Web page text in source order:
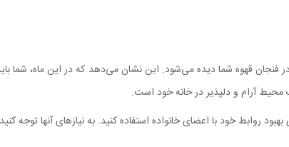
فنجان قهوه شما دیده می‌شود. این نشان می‌دهد که در این ماه، شما
محیط آرام و دلپذیر در خانه خود است.
روابط خود با اعضای خانواده استفاده کنید. به نیازهای آنها توجه